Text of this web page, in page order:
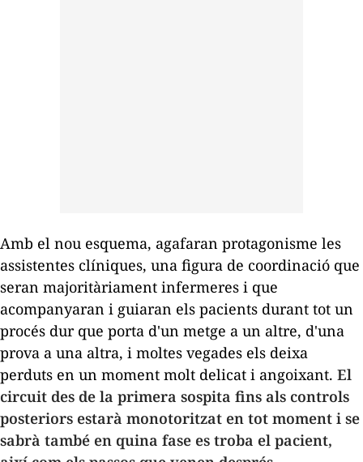
Amb el nou esquema, agafaran protagonisme les
assistentes clíniques, una figura de coordinació que
seran majoritàriament infermeres i que
acompanyaran i guiaran els pacients durant tot un
procés dur que porta d'un metge a un altre, d'una
prova a una altra, i moltes vegades els deixa
perduts en un moment molt delicat i angoixant. El
circuit des de la primera sospita fins als controls
posteriors estarà monotoritzat en tot moment i se
sabrà també en quina fase es troba el pacient,